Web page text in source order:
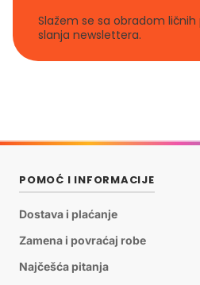
Slažem se sa obradom
slanja newslettera.
POMOĆ I INFORMACIJE
Dostava i plaćanje
Zamena i povraćaj robe
Najčešća pitanja